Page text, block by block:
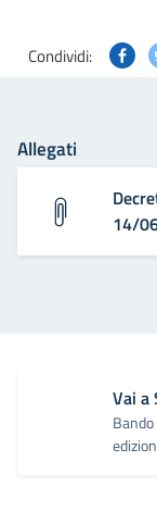
Condividi:
Allegati
14/
Vai a